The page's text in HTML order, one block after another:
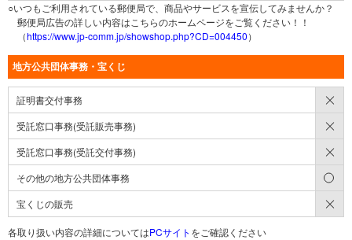
○いつもご利用されている郵便局で、商品やサービスを宣伝してみませんか？
郵便局広告の詳しい内容はこちらのホームページをご覧ください！！
（https://www.jp-comm.jp/showshop.php?CD=004450）
地方公共団体事務・宝くじ
証明書交付事務
受託窓口事務(受託販売事務)
受託窓口事務(受託交付事務)
その他の地方公共団体事務
宝くじの販売
各取り扱い内容の詳細についてはPCサイト をご確認ください